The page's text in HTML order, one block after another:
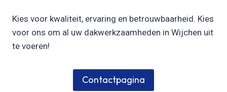
Kies voor kwaliteit, ervaring en betrouwbaarheid. Kies
voor ons om al uw dakwerkzaamheden in Wijchen uit
te voeren!
Contactpagina